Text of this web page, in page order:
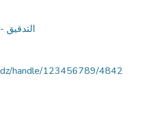
التدقيق
handle/123456789/4842